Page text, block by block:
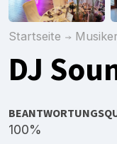
Startseite Musiker
DJ
100%